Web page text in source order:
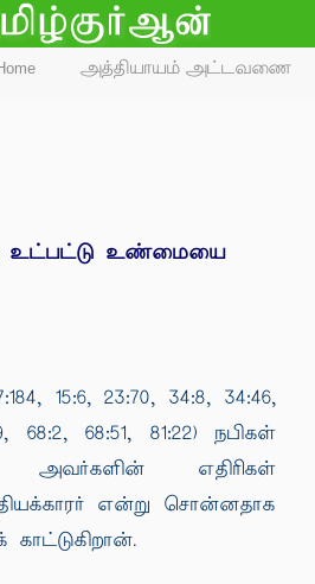
அத்தியாயம் அட்டவணை
உட்பட்டு உண்மையை
15:6, 23:70, 34:8, 34:46,
68:2, 68:51, 81:22) நபிகள்
எதிரிகள்
என்று சொன்னதாக